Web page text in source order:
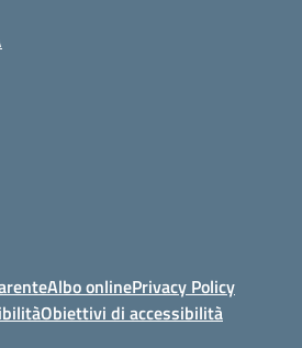
Albo onlinePrivacy Policy
Obiettivi di accessibilità